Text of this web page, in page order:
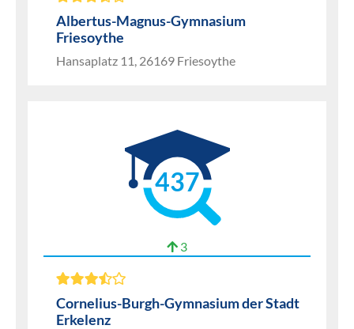
Albertus-Magnus-Gymnasium
Friesoythe
Hansaplatz 11, 26169 Friesoythe
437
3
Cornelius-Burgh-Gymnasium der Stadt
Erkelenz